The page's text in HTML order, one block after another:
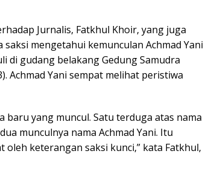
Jurnalis, Fatkhul Khoir, yang juga
mengetahui kemunculan Achmad Yani
di gudang belakang Gedung Samudra
Achmad Yani sempat melihat peristiwa
baru yang muncul. Satu terduga atas nama
munculnya nama Achmad Yani. Itu
keterangan saksi kunci,” kata Fatkhul,